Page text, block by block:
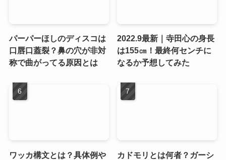
パーパーほしのディスコは
口唇口蓋裂？鼻の穴が非対
称で曲がってる原因とは
2022.9最新｜寺田心の身長
は155㎝！最終何センチに
なるか予想してみた
ワッカ構文とは？具体例や
カドモリとは何者？ガーシ